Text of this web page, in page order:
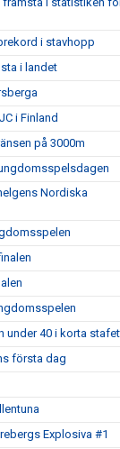
i stavhopp
i landet
i Finland
på 3000m
Nordiska
under 40 i korta
första dag
Explosiva #1